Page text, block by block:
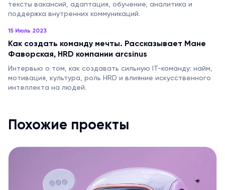
тексты вакансий, адаптация, обучение, аналитика и
поддержка внутренних коммуникаций.
15 Июль 2023
Как создать команду мечты. Рассказывает Мане
Фаворская, HRD компании arcsinus
Интервью о том, как создавать сильную IT-команду: найм,
мотивация, культура, роль HRD и влияние искусственного
интеллекта на людей.
Похожие проекты